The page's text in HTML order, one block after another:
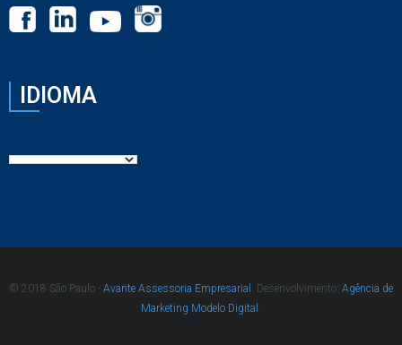
IDIOMA
© 2018 São Paulo - Avante Assessoria Empresarial . Desenvolvimento: Agência de
Marketing Modelo Digital .